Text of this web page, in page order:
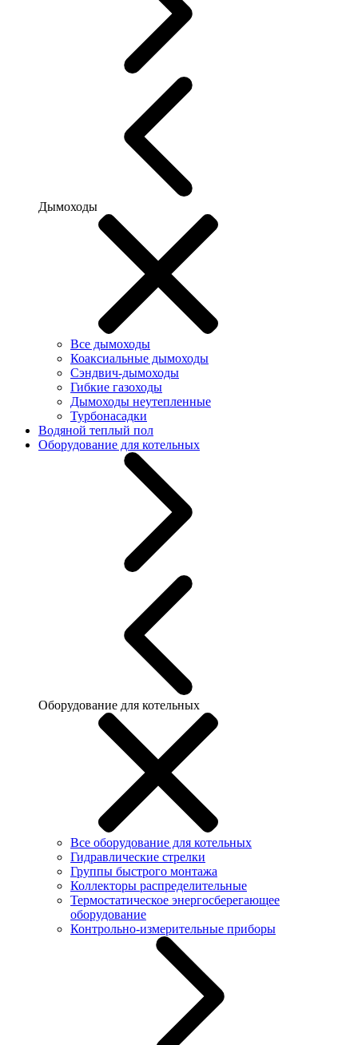
Дымоходы
Все дымоходы
Коаксиальные дымоходы
Сэндвич-дымоходы
Гибкие газоходы
Дымоходы неутепленные
Турбонасадки
Водяной теплый пол
Оборудование для котельных
Оборудование для котельных
Все оборудование для котельных
Гидравлические стрелки
Группы быстрого монтажа
Коллекторы распределительные
Термостатическое энергосберегающее
оборудование
Контрольно-измерительные приборы